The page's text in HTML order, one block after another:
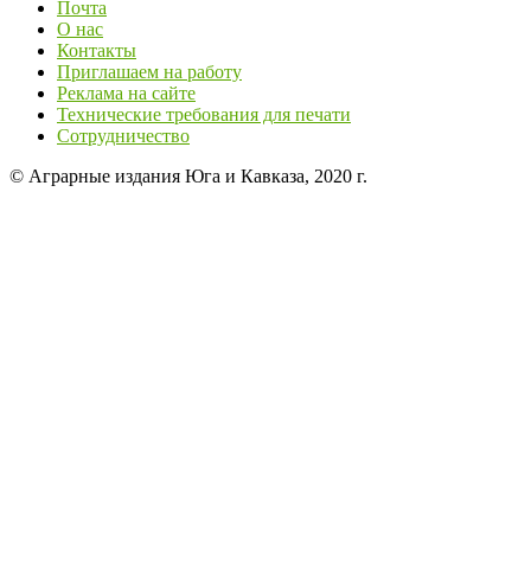
Почта
О нас
Контакты
Приглашаем на работу
Реклама на сайте
Технические требования для печати
Сотрудничество
© Аграрные издания Юга и Кавказа, 2020 г.